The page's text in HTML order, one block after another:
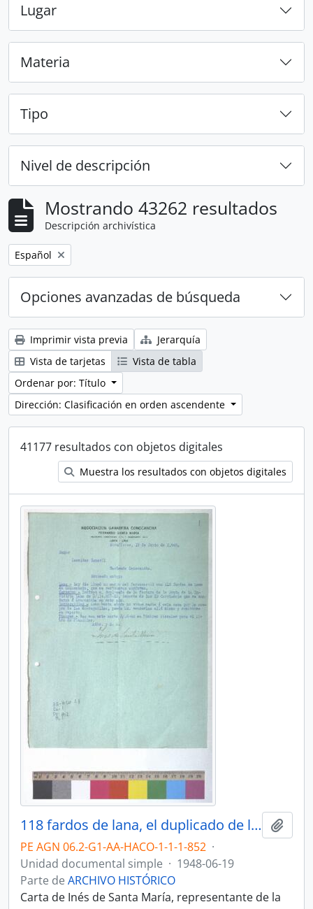
Lugar
Materia
Tipo
Nivel de descripción
Mostrando 43262 resultados
Descripción archivística
Remove filter:
Español
Opciones avanzadas de búsqueda
Imprimir vista previa
Jerarquía
Vista de tarjetas
Vista de tabla
Ordenar por: Título
Dirección: Clasificación en orden ascendente
41177 resultados con objetos digitales
Muestra los resultados con objetos digitales
118 fardos de lana, el duplicado de la factura y los timbres fiscales para el libro de planillas
PE AGN 06.2-G1-AA-HACO-1-1-1-852 ·
Unidad documental simple · 1948-06-19
Parte de ARCHIVO HISTÓRICO
Carta de Inés de Santa María, representante de la